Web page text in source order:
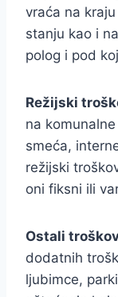
vraća na
stanju kao i
polog i pod
Režijski
na
smeća,
režijski
oni fiksni ili
Ostali
dodatnih
ljubimce,